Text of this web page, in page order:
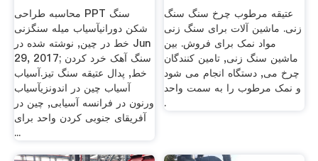
محاسبه طراحی PPT سنگ
شکن دورانیآسیاب میله سنگزنی
خط در چین, نوشته شده در Jun
29, 2017; سنگ آهک خرد کردن
خط, پدال عتیقه سنگ تیز.آسیاب
آسیاب چین در اندونزیآسیاب
ورنون در فرانسه آسیابی, چین در
آفریقای جنوبی کردن واحد برای
...
عتیقه مرطوب چرخ سنگ سنگ
زنی. ماشین آلات برای سنگ زنی
مواد نمک برای فروش. بین
ماشین سنگ زنی, تامین کنندگان
چرخ می, دستگاه انجام می شود
و نمک مرطوب را به سمت واحد
.